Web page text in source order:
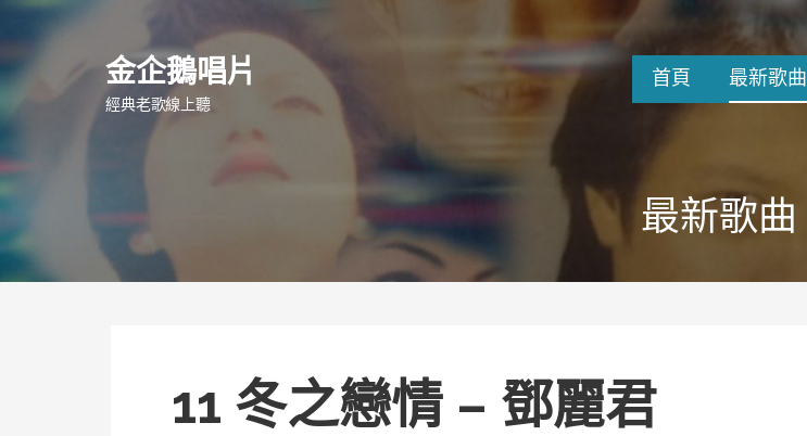
跳
至
主
要
內
金企鵝唱片
經典老歌線上聽
首頁 最新歌曲
最新歌曲
11 冬之戀情 – 鄧麗君